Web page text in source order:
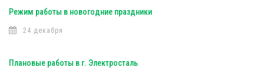
Режим работы в новогодние праздники
24 декабря
Плановые работы в г. Электросталь